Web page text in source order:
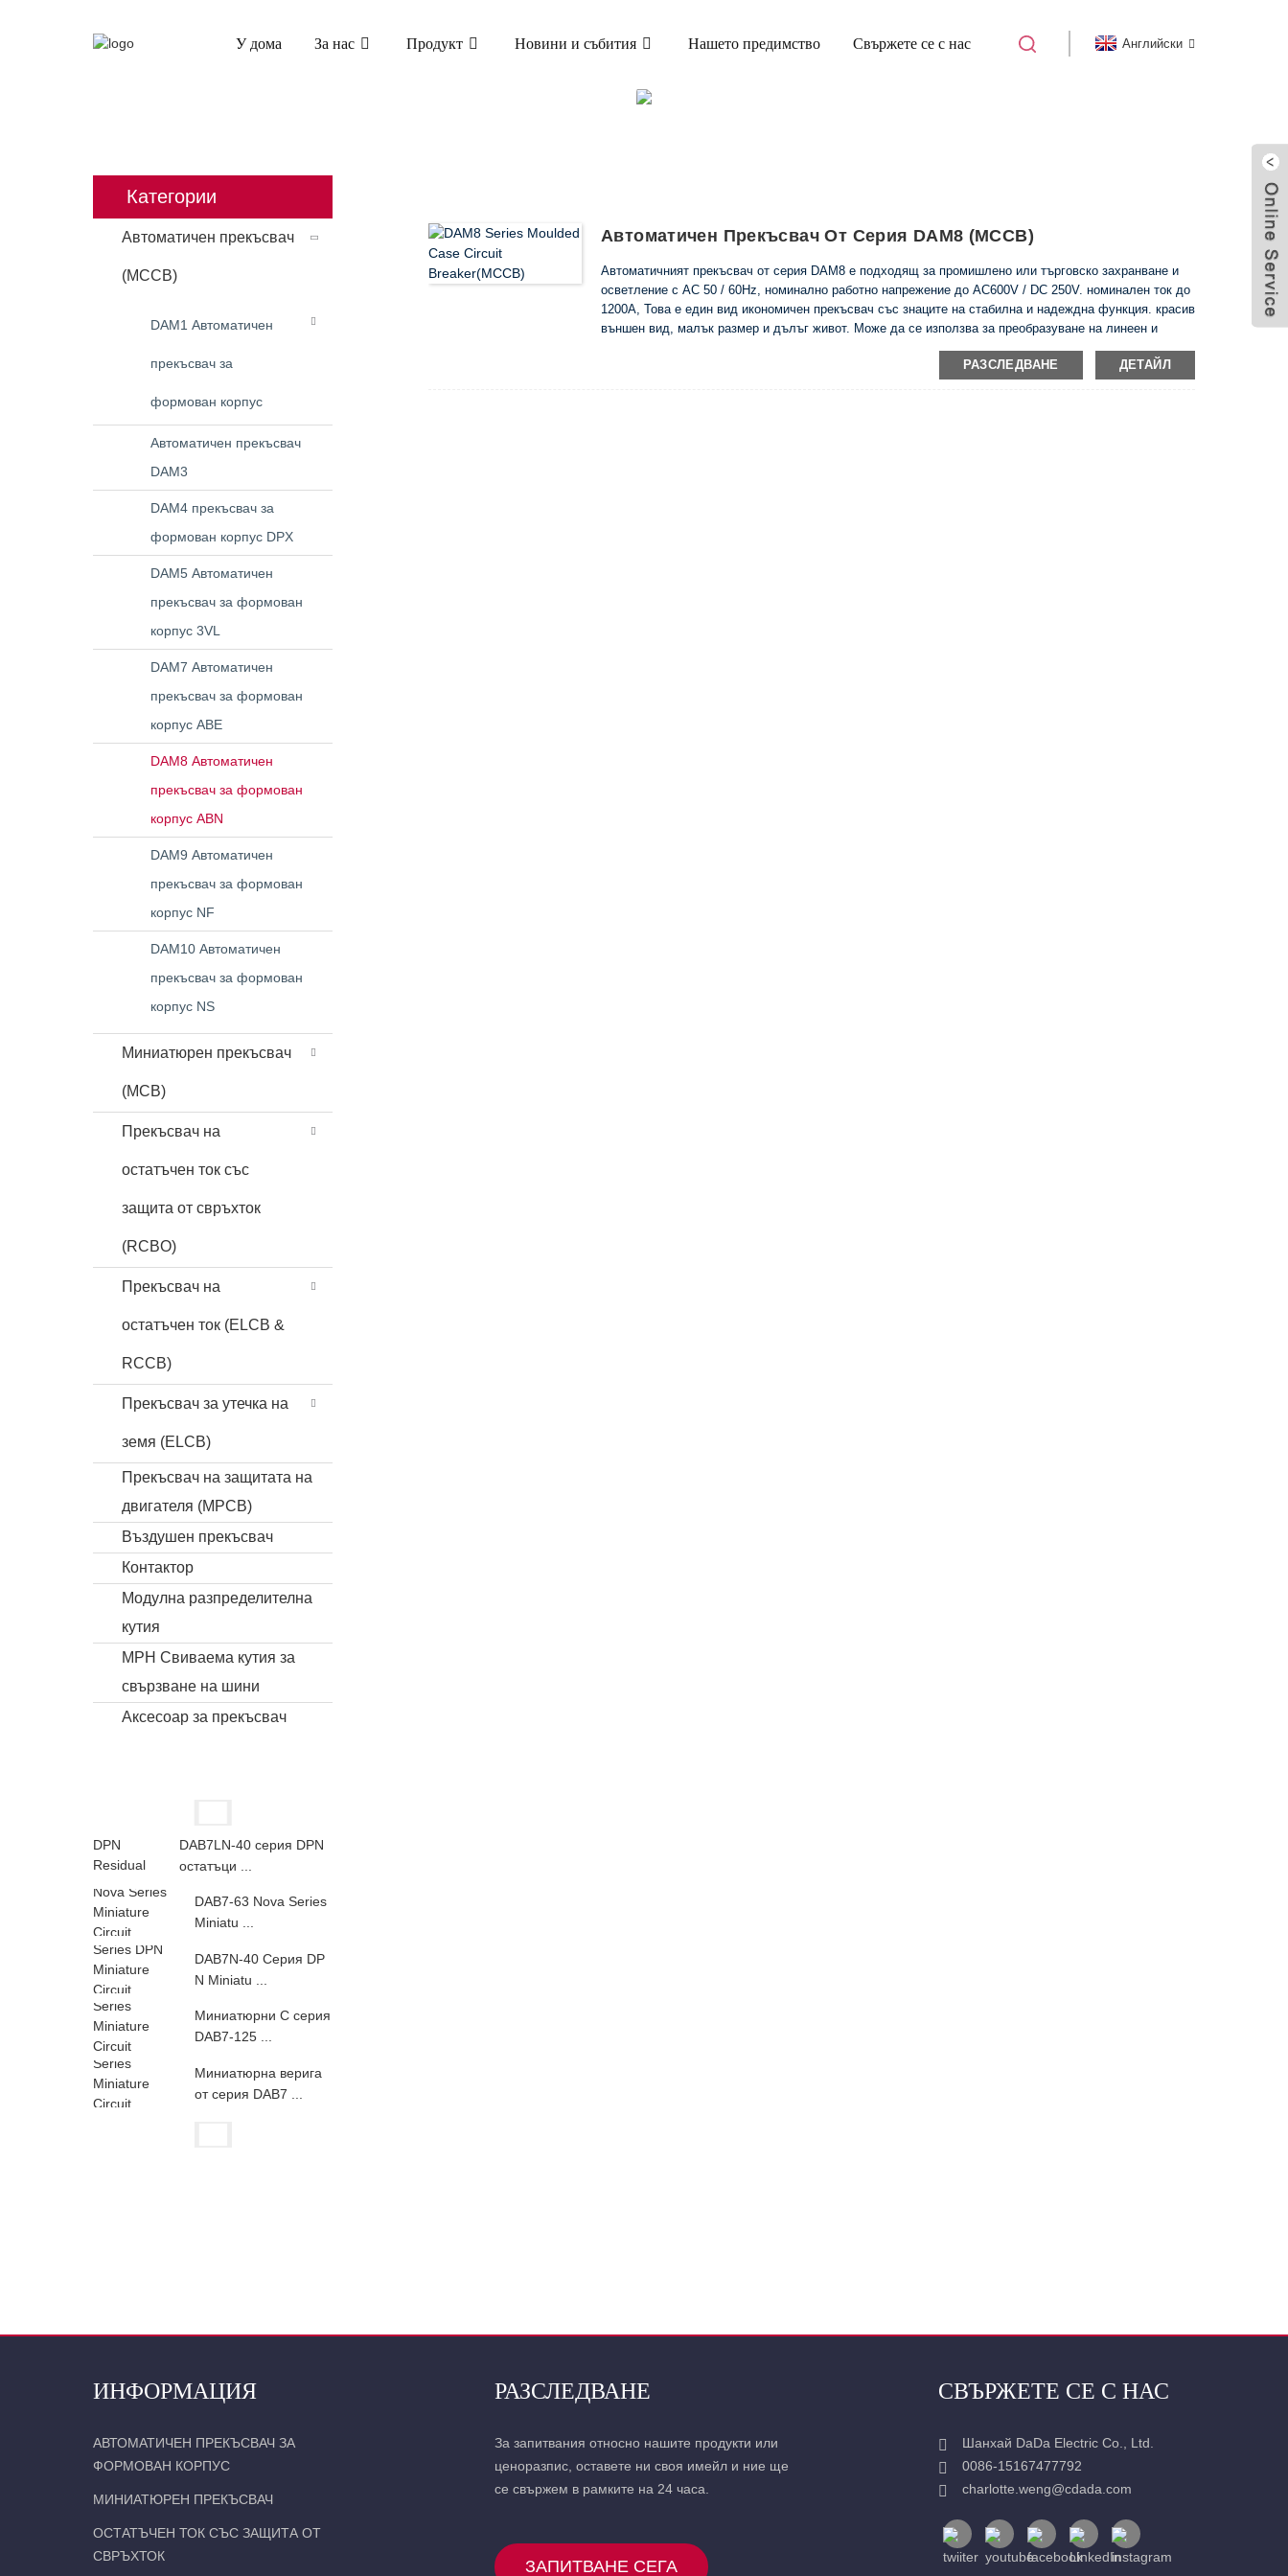
У дома За нас Продукт Новини и събития Нашето предимство Свържете се с нас Английски
Категории
Автоматичен прекъсвач
(MCCB)
DAM1 Автоматичен
прекъсвач за
формован корпус
Автоматичен прекъсвач
DAM3
DAM4 прекъсвач за
формован корпус DPX
DAM5 Автоматичен
прекъсвач за формован
корпус 3VL
DAM7 Автоматичен
прекъсвач за формован
корпус ABE
DAM8 Автоматичен
прекъсвач за формован
корпус ABN
DAM9 Автоматичен
прекъсвач за формован
корпус NF
DAM10 Автоматичен
прекъсвач за формован
корпус NS
Миниатюрен прекъсвач
(MCB)
Прекъсвач на
остатъчен ток със
защита от свръхток
(RCBO)
Прекъсвач на
остатъчен ток (ELCB &
RCCB)
Прекъсвач за утечка на
земя (ELCB)
Прекъсвач на защитата на
двигателя (MPCB)
Въздушен прекъсвач
Контактор
Модулна разпределителна
кутия
MPH Свиваема кутия за
свързване на шини
Аксесоар за прекъсвач
DAB7LN-40 серия DPN
остатъци ...
DAB7-63 Nova Series
Miniatu ...
DAB7N-40 Серия DP
N Miniatu ...
Миниатюрни C серия
DAB7-125 ...
Миниатюрна верига
от серия DAB7 ...
Автоматичен Прекъсвач От Серия DAM8 (MCCB)
Автоматичният прекъсвач от серия DAM8 е подходящ за промишлено или търговско захранване и
осветление с AC 50 / 60Hz, номинално работно напрежение до AC600V / DC 250V. номинален ток до
1200A, Това е един вид икономичен прекъсвач със знаците на стабилна и надеждна функция. красив
външен вид, малък размер и дълъг живот. Може да се използва за преобразуване на линеен и
рядък стартов двигател. Може да се прикрепи и за инсталиране на аксесоари, които имат защитна
функция за избягване на загуба на напрежение под напрежение. Продуктът може да инсталира
РАЗСЛЕДВАНЕ ДЕТАЙЛ
ИНФОРМАЦИЯ
АВТОМАТИЧЕН ПРЕКЪСВАЧ ЗА
ФОРМОВАН КОРПУС
МИНИАТЮРЕН ПРЕКЪСВАЧ
ОСТАТЪЧЕН ТОК СЪС ЗАЩИТА ОТ
СВРЪХТОК
РАЗСЛЕДВАНЕ
За запитвания относно нашите продукти или
ценоразпис, оставете ни своя имейл и ние ще
се свържем в рамките на 24 часа.
ЗАПИТВАНЕ СЕГА
СВЪРЖЕТЕ СЕ С НАС
Шанхай DaDa Electric Co., Ltd.
0086-15167477792
charlotte.weng@cdada.com